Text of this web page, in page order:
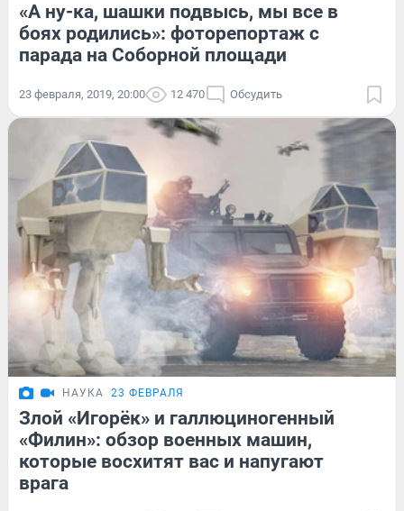
«А ну-ка, шашки подвысь, мы все в
боях родились»: фоторепортаж с
парада на Соборной площади
23 февраля, 2019, 20:00 12 470 Обсудить
НАУКА 23 ФЕВРАЛЯ
Злой «Игорёк» и галлюциногенный
«Филин»: обзор военных машин,
которые восхитят вас и напугают
врага